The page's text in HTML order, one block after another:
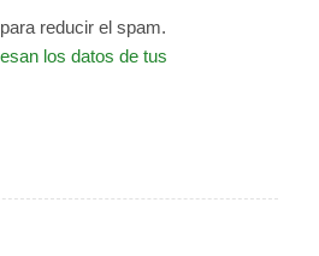
reducir el spam.
los datos de tus